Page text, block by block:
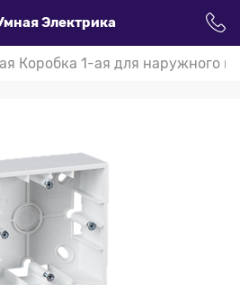
Электрика
Коробка 1-ая для наружного